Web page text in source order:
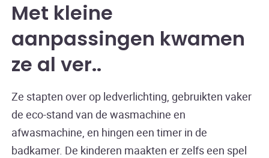
Met kleine
aanpassingen kwamen
ze al ver.
Ze stapten over op ledverlichting, gebruikten vaker
de eco-stand van de wasmachine en
afwasmachine, en hingen een timer in de
badkamer. De kinderen maakten er zelfs een spel